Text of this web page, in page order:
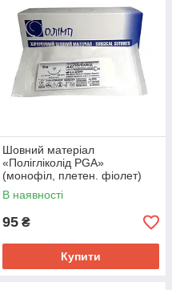
Шовний матеріал
«Полігліколід PGA»
(монофіл, плетен. фіолет)
75см,3/0, ОЛІМП
В наявності
95 ₴
Купити